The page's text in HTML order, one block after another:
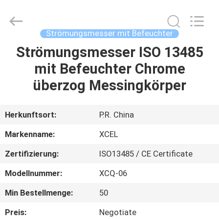
HAUS
PRODUKTE
ÜBER
UNS
FABRIK-
AUSFLUG
QUALITÄTSKONTROLLE
Reserved.
Strömungsmesser mit Befeuchter
Strömungsmesser ISO 13485
mit Befeuchter Chrome
überzog Messingkörper
Herkunftsort:
P.R. China
Markenname:
XCEL
Zertifizierung:
ISO13485 / CE Certificate
Modellnummer:
XCQ-06
Min Bestellmenge:
50
Preis:
Negotiate